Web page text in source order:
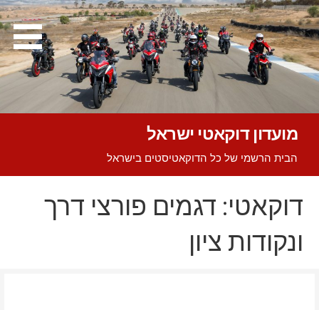
Skip
to
content
מועדון דוקאטי ישראל
הבית הרשמי של כל הדוקאטיסטים בישראל
דוקאטי: דגמים פורצי דרך
ונקודות ציון